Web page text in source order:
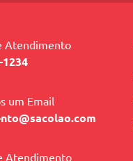
Atendimento
1234
um Email
Atendimento